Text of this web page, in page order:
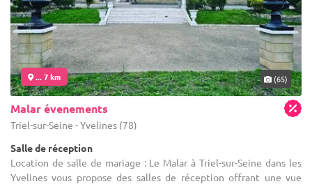
... 7 km (65)
Malar évenements
Triel-sur-Seine - Yvelines (78)
Salle de réception
Location de salle de mariage : Le Malar à Triel-sur-Seine dans les
Yvelines vous propose des salles de réception offrant une vue